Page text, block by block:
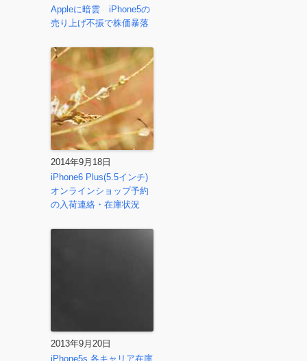
Appleに暗雲 iPhone5の
売り上げ不振で株価暴落
2014年9月18日
iPhone6 Plus(5.5インチ)
オンラインショップ予約
の入荷連絡・在庫状況
2013年9月20日
iPhone5s 各キャリア在庫